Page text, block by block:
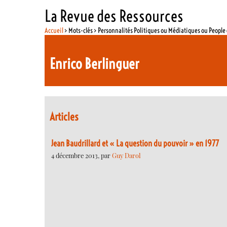
La Revue des Ressources
Accueil> Mots-clés > Personnalités Politiques ou Médiatiques ou
Enrico Berlinguer
Articles
Jean Baudrillard et « La question du pouvoir » en 1977
4 décembre 2013, parGuy Darol